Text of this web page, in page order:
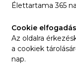
Élettartama 365
Cookie
Az oldalra
a cookiek
nap.